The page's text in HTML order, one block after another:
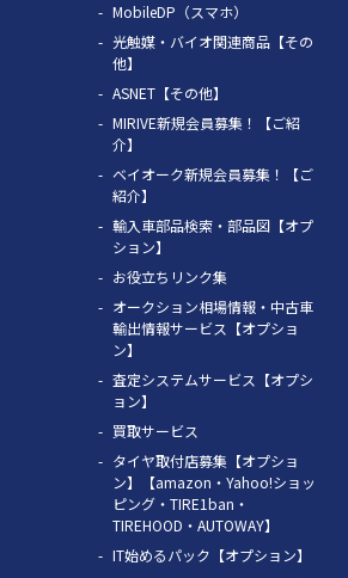
MobileDP（スマホ）
光触媒・バイオ関連商品【その
他】
ASNET【その他】
MIRIVE新規会員募集！【ご紹
介】
ベイオーク新規会員募集！【ご
紹介】
輸入車部品検索・部品図【オプ
ション】
お役立ちリンク集
オークション相場情報・中古車
輸出情報サービス【オプショ
ン】
査定システムサービス【オプシ
ョン】
買取サービス
タイヤ取付店募集【オプショ
ン】【amazon・Yahoo!ショッ
ピング・TIRE1ban・
TIREHOOD・AUTOWAY】
IT始めるパック【オプション】